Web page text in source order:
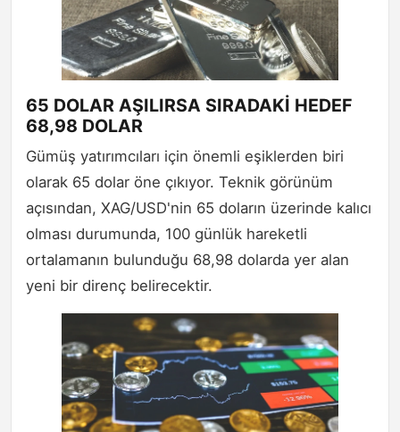
65 DOLAR AŞILIRSA SIRADAKİ HEDEF
68,98 DOLAR
Gümüş yatırımcıları için önemli eşiklerden biri
olarak 65 dolar öne çıkıyor. Teknik görünüm
açısından, XAG/USD'nin 65 doların üzerinde kalıcı
olması durumunda, 100 günlük hareketli
ortalamanın bulunduğu 68,98 dolarda yer alan
yeni bir direnç belirecektir.